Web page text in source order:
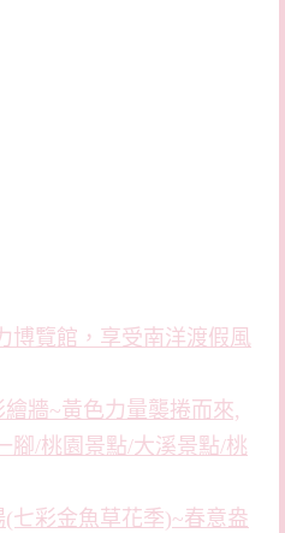
博覽館，享受南洋渡假風
牆~黃色力量襲捲而來,
腳/桃園景點/大溪景點/桃
七彩金魚草花季)~春意盎